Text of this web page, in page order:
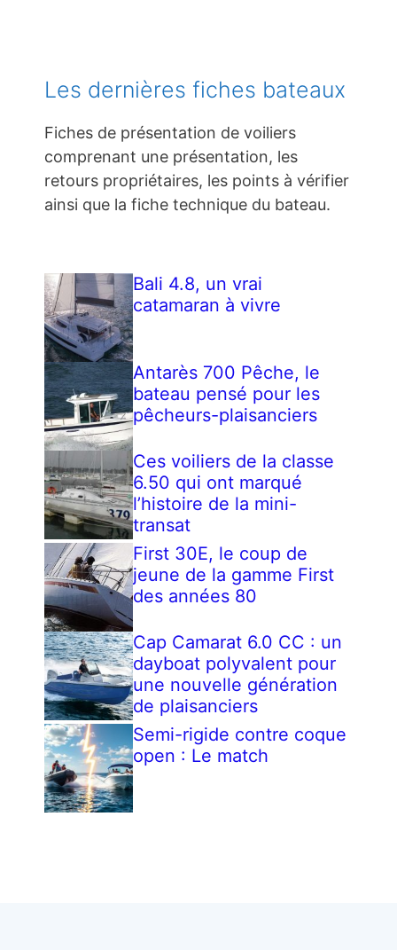
Les dernières fiches bateaux
Fiches de présentation de voiliers
comprenant une présentation, les
retours propriétaires, les points à vérifier
ainsi que la fiche technique du bateau.
Bali 4.8, un vrai
catamaran à vivre
Antarès 700 Pêche, le
bateau pensé pour les
pêcheurs-plaisanciers
Ces voiliers de la classe
6.50 qui ont marqué
l’histoire de la mini-
transat
First 30E, le coup de
jeune de la gamme First
des années 80
Cap Camarat 6.0 CC : un
dayboat polyvalent pour
une nouvelle génération
de plaisanciers
Semi-rigide contre coque
open : Le match